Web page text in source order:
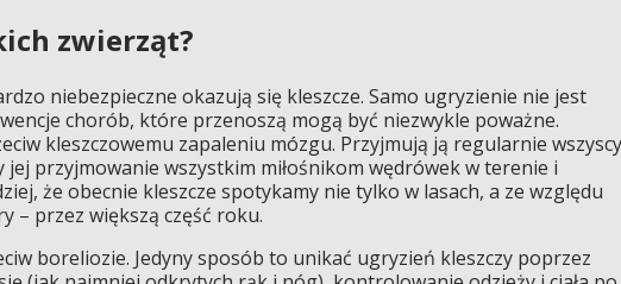
zwierząt?
niebezpieczne okazują się kleszcze. Samo ugryzienie nie jest
chorób, które przenoszą mogą być niezwykle poważne.
kleszczowemu zapaleniu mózgu. Przyjmują ją regularnie wszyscy
jej przyjmowanie wszystkim miłośnikom wędrówek w terenie i
że obecnie kleszcze spotykamy nie tylko w lasach, a ze względu
– przez większą część roku.
boreliozie. Jedyny sposób to unikać ugryzień kleszczy poprzez